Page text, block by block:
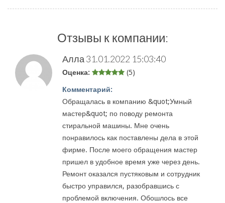
Отзывы к компании:
Алла 31.01.2022 15:03:40
Оценка: (5)
Комментарий:
Обращалась в компанию &quot;Умный
мастер&quot; по поводу ремонта
стиральной машины. Мне очень
понравилось как поставлены дела в этой
фирме. После моего обращения мастер
пришел в удобное время уже через день.
Ремонт оказался пустяковым и сотрудник
быстро управился, разобравшись с
проблемой включения. Обошлось все